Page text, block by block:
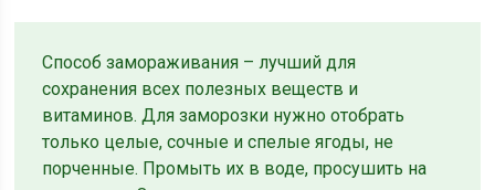
Способ замораживания – лучший для
сохранения всех полезных веществ и
витаминов. Для заморозки нужно отобрать
только целые, сочные и спелые ягоды, не
порченные. Промыть их в воде, просушить на